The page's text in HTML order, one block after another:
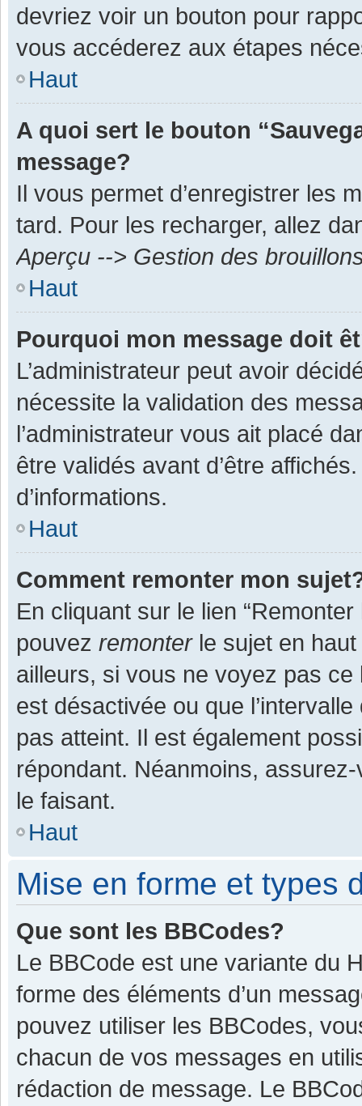
devriez voir un bouton pour
vous accéderez aux étapes
Haut
A quoi sert le bouton
message?
Il vous permet d’enregistrer les
tard. Pour les recharger, allez
Aperçu --> Gestion des
Haut
Pourquoi mon message doit
L’administrateur peut avoir
nécessite la validation des
l’administrateur vous ait placé
être validés avant d’être
d’informations.
Haut
Comment remonter mon
En cliquant sur le lien
pouvez remonterle sujet en haut
ailleurs, si vous ne voyez pas
est désactivée ou que
pas atteint. Il est également
répondant. Néanmoins,
le faisant.
Haut
Mise en forme et types
Que sont les BBCodes?
Le BBCode est une variante du
forme des éléments d’un
pouvez utiliser les BBCodes,
chacun de vos messages en
rédaction de message. Le